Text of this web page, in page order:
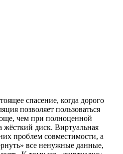
спасение, когда дорого
позволяет пользоваться
чем при полноценной
жёсткий диск. Виртуальная
проблем совместимости, а
все ненужные данные,